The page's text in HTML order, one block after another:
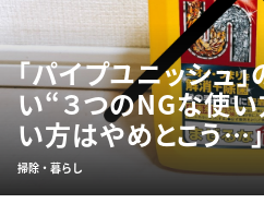
「パイプユニッシュ
い“３つのNGな使い
い方はやめとこう…」
掃除・暮らし